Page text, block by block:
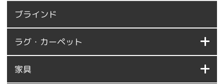
ブラインド
ラグ・カーペット
家具